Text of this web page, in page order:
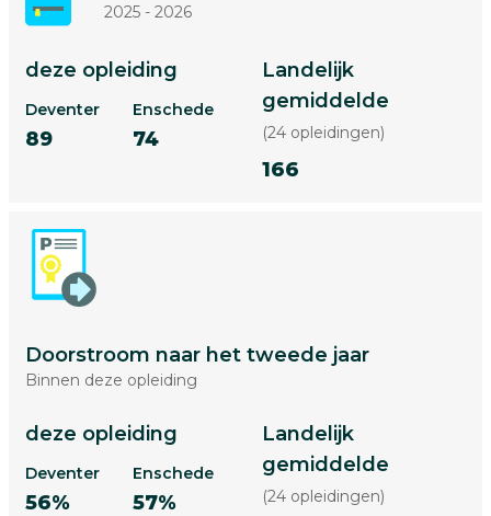
2025 - 2026
deze opleiding
Deventer
89
Enschede
74
Landelijk
gemiddelde
(24 opleidingen)
166
Doorstroom naar het tweede jaar
Binnen deze opleiding
deze opleiding
Deventer
56%
Enschede
57%
Landelijk
gemiddelde
(24 opleidingen)